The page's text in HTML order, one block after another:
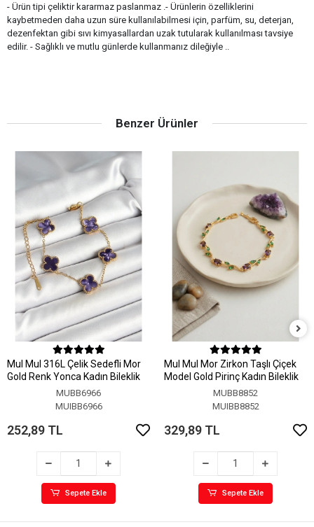
- Ürün tipi çeliktir kararmaz paslanmaz .- Ürünlerin özelliklerini
kaybetmeden daha uzun süre kullanılabilmesi için, parfüm, su, deterjan,
dezenfektan gibi sıvı kimyasallardan uzak tutularak kullanılması tavsiye
edilir. - Sağlıklı ve mutlu günlerde kullanmanız dileğiyle ..
Benzer Ürünler
MuI MuI 316L Çelik Sedefli Mor
Gold Renk Yonca Kadın Bileklik
MUBB6966
MUIBB6966
252,89 TL
Sepete Ekle
MuI MuI Mor Zirkon Taşlı Çiçek
Model Gold Pirinç Kadın Bileklik
MUBB8852
MUIBB8852
329,89 TL
Sepete Ekle